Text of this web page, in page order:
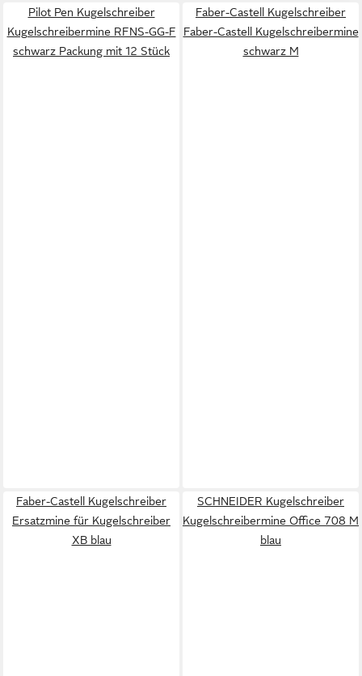
Pilot Pen Kugelschreiber
Kugelschreibermine RFNS-GG-F
schwarz Packung mit 12 Stück
Faber-Castell Kugelschreiber
Faber-Castell Kugelschreibermine
schwarz M
Faber-Castell Kugelschreiber
Ersatzmine für Kugelschreiber
XB blau
SCHNEIDER Kugelschreiber
Kugelschreibermine Office 708 M
blau